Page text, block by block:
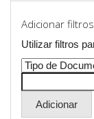
Adicionar
Utilizar filtros